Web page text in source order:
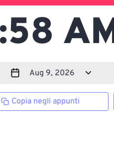
Copia negli appunti